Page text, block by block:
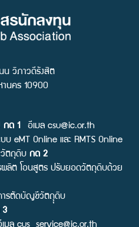
น วิภาวดีรังสิต
านคร 10900
กด 1อีเมล csu@ic.or.th
eMT Online และ RMTS Online
วัตถุดิบ กด 2
ต โอนสูตร ปรับยอดวัตถุดิบด้วย
รตัดบัญชีวัตถุุดิบ
3
มล cus_service@ic.or.th